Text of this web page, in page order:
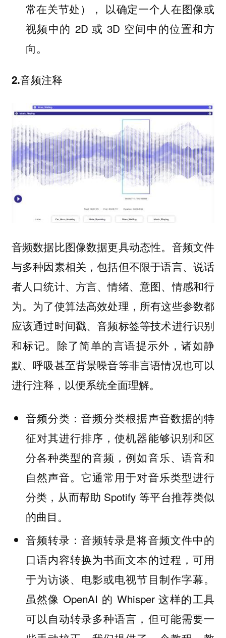
常在关节处）， 以确定一个人在图像或
视频中的 2D 或 3D 空间中的位置和方
向。
2.音频注释
音频数据比图像数据更具动态性。音频文件
与多种因素相关，包括但不限于语言、说话
者人口统计、方言、情绪、意图、情感和行
为。为了使算法高效处理，所有这些参数都
应该通过时间戳、音频标签等技术进行识别
和标记。除了简单的言语提示外，诸如静
默、呼吸甚至背景噪音等非言语情况也可以
进行注释，以便系统全面理解。
音频分类： 音频分类根据声音数据的特
征对其进行排序，使机器能够识别和区
分各种类型的音频，例如音乐、语音和
自然声音。它通常用于对音乐类型进行
分类，从而帮助 Spotify 等平台推荐类似
的曲目。
音频转录： 音频转录是将音频文件中的
口语内容转换为书面文本的过程，可用
于为访谈、电影或电视节目制作字幕。
虽然像 OpenAI 的 Whisper 这样的工具
可以自动转录多种语言，但可能需要一